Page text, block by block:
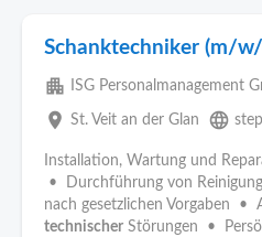
Schanktechniker (m/
apartment ISG Personalmanagement
place St. Veit an der Glan language
Installation, Wartung und
• Durchführung von
nach gesetzlichen Vorgaben •
technischer Störungen •